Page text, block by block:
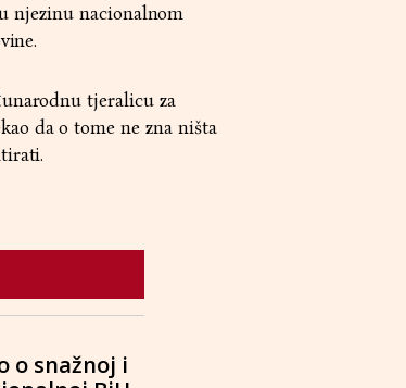
njezinu nacionalnom
tjeralicu za
da o tome ne zna ništa
o snažnoj i